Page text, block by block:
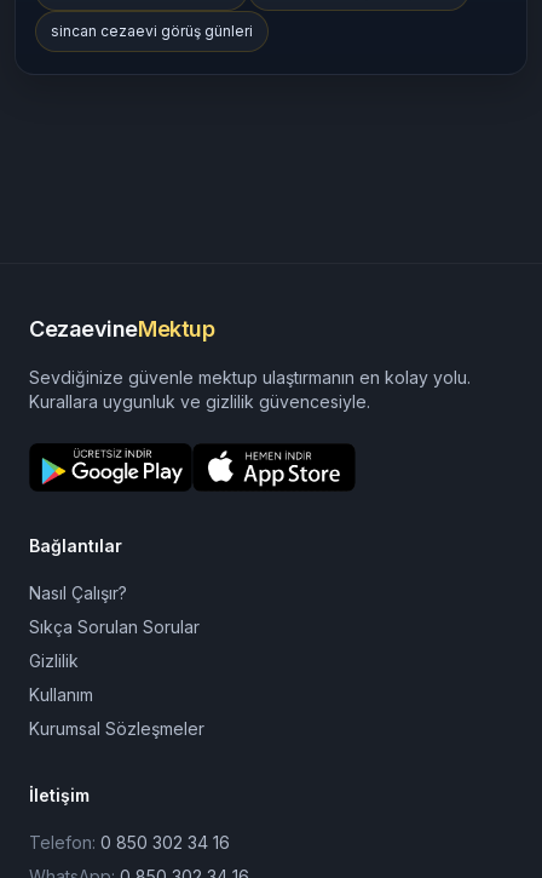
sincan cezaevi görüş günleri
CezaevineMektup
Sevdiğinize güvenle mektup ulaştırmanın en kolay yolu.
Kurallara uygunluk ve gizlilik güvencesiyle.
Bağlantılar
Nasıl Çalışır?
Sıkça Sorulan Sorular
Gizlilik
Kullanım
Kurumsal Sözleşmeler
İletişim
Telefon: 0 850 302 34 16